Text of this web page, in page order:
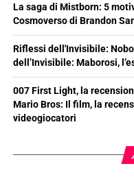
La saga di Mistborn: 5
Cosmoverso di Brandon
Riflessi dell'Invisibile:
dell’Invisibile: Maborosi,
007 First Light, la
Mario Bros: Il film, la
videogiocatori